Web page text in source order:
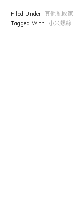
Filed Under: 其他亂敗
Tagged With: 小米螺絲